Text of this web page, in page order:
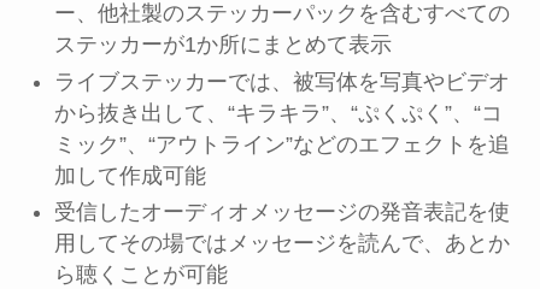
ー、他社製のステッカーパックを含むすべての
ステッカーが1か所にまとめて表示
ライブステッカーでは、被写体を写真やビデオ
から抜き出して、“キラキラ”、“ぷくぷく”、“コ
ミック”、“アウトライン”などのエフェクトを追
加して作成可能
受信したオーディオメッセージの発音表記を使
用してその場ではメッセージを読んで、あとか
ら聴くことが可能